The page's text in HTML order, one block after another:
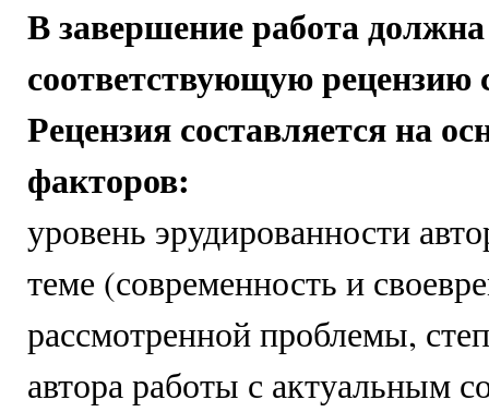
В завершение работа
соответствующую рецензию
Рецензия составляется на
факторов:
уровень эрудированности
теме (современность и
рассмотренной проблемы,
автора работы с актуальным